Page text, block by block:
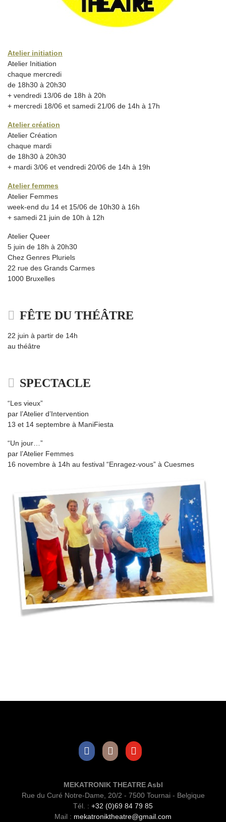
Atelier initiation
Atelier Initiation
chaque mercredi
de 18h30 à 20h30
+ vendredi 13/06 de 18h à 20h
+ mercredi 18/06 et samedi 21/06 de 14h à 17h
Atelier création
Atelier Création
chaque mardi
de 18h30 à 20h30
+ mardi 3/06 et vendredi 20/06 de 14h à 19h
Atelier femmes
Atelier Femmes
week-end du 14 et 15/06 de 10h30 à 16h
+ samedi 21 juin de 10h à 12h
Atelier Queer
5 juin de 18h à 20h30
Chez Genres Pluriels
22 rue des Grands Carmes
1000 Bruxelles
FÊTE DU THÉÂTRE
22 juin à partir de 14h
au théâtre
SPECTACLE
“Les vieux”
par l’Atelier d’Intervention
13 et 14 septembre à ManiFiesta
“Un jour…”
par l’Atelier Femmes
16 novembre à 14h au festival “Enragez-vous” à Cuesmes
MEKATRONIK THEATRE Asbl
Rue du Curé Notre-Dame, 20/2 - 7500 Tournai - Belgique
Tél. : +32 (0)69 84 79 85
Mail : mekatroniktheatre@gmail.com